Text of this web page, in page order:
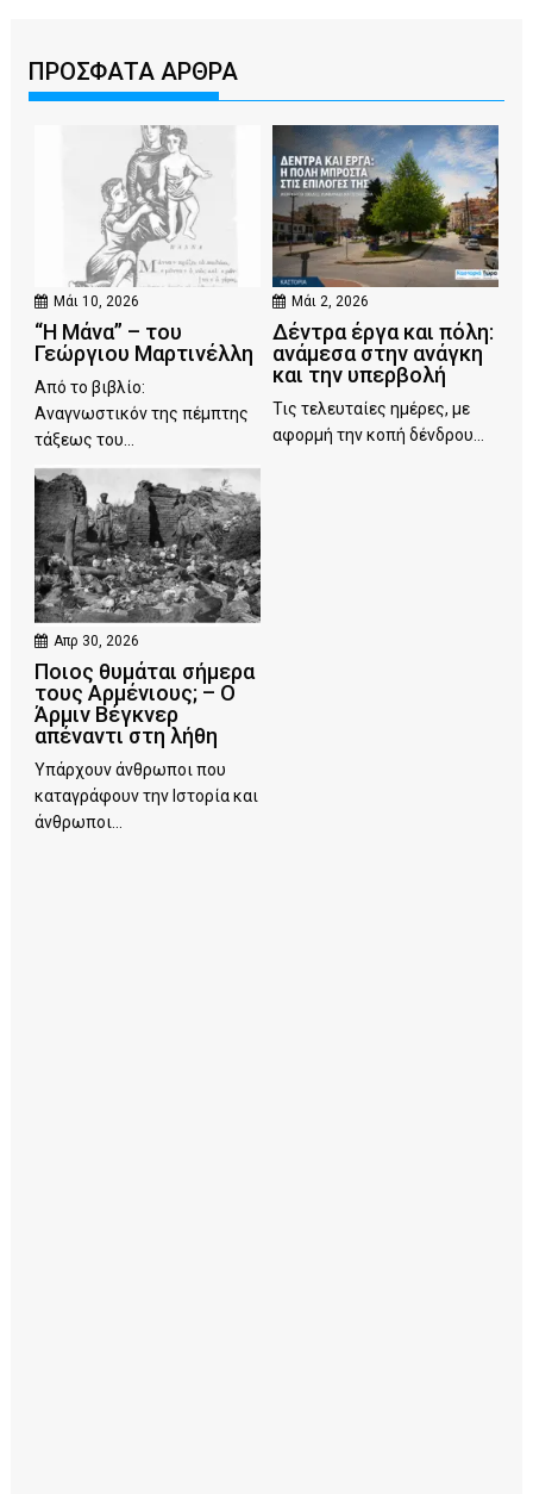
ΠΡΟΣΦΑΤΑ ΑΡΘΡΑ
Μάι 10, 2026
“Η Μάνα” – του
Γεώργιου Μαρτινέλλη
Από το βιβλίο:
Αναγνωστικόν της πέμπτης
τάξεως του...
Μάι 2, 2026
Δέντρα έργα και πόλη:
ανάμεσα στην ανάγκη
και την υπερβολή
Τις τελευταίες ημέρες, με
αφορμή την κοπή δένδρου...
Απρ 30, 2026
Ποιος θυμάται σήμερα
τους Αρμένιους; – Ο
Άρμιν Βέγκνερ
απέναντι στη λήθη
Υπάρχουν άνθρωποι που
καταγράφουν την Ιστορία και
άνθρωποι...